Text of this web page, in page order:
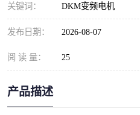
关键词： DKM变频电机
发布日期： 2026-08-07
阅 读 量： 25
产品描述